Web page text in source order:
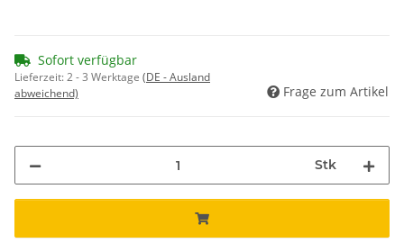
Sofort verfügbar
Lieferzeit:2 - 3 Werktage (DE - Ausland
abweichend)
Frage zum Artikel
Stk